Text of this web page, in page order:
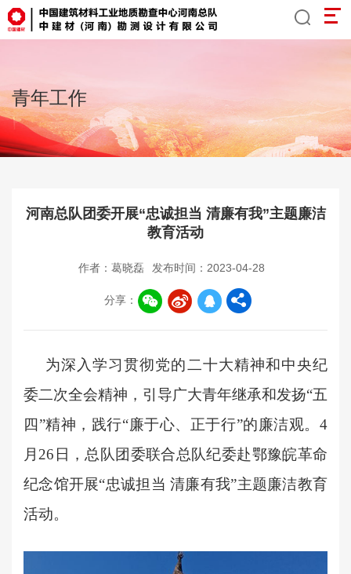
青年工作
河南总队团委开展“忠诚担当 清廉有我”主题廉洁
教育活动
作者：葛晓磊 发布时间：2023-04-28
分享：
为深入学习贯彻党的二十大精神和中央纪
委二次全会精神，引导广大青年继承和发扬“五
四”精神，践行“廉于心、正于行”的廉洁观。4
月26日，总队团委联合总队纪委赴鄂豫皖革命
纪念馆开展“忠诚担当 清廉有我”主题廉洁教育
活动。